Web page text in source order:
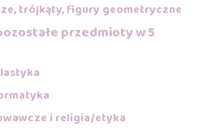
trójkąty, figury geometryczne
przedmioty w 5
i religia/etyka